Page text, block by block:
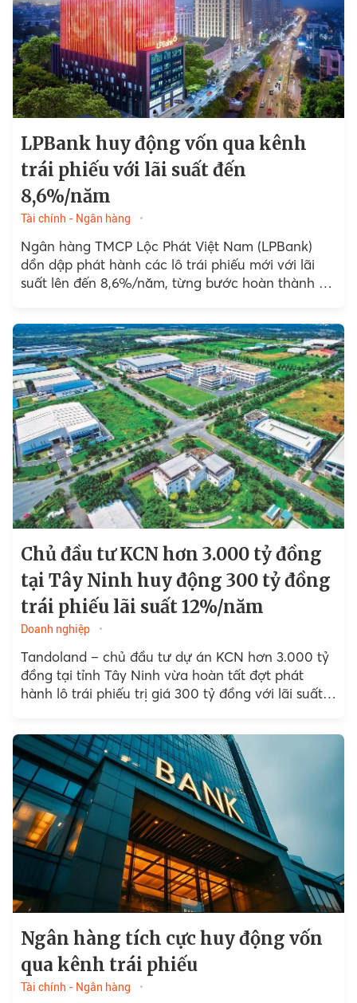
LPBank huy động vốn qua kênh
trái phiếu với lãi suất đến
8,6%/năm
Tài chính - Ngân hàng
Ngân hàng TMCP Lộc Phát Việt Nam (LPBank)
dồn dập phát hành các lô trái phiếu mới với lãi
suất lên đến 8,6%/năm, từng bước hoàn thành kế
Chủ đầu tư KCN hơn 3.000 tỷ đồng
tại Tây Ninh huy động 300 tỷ đồng
trái phiếu lãi suất 12%/năm
Doanh nghiệp
Tandoland – chủ đầu tư dự án KCN hơn 3.000 tỷ
đồng tại tỉnh Tây Ninh vừa hoàn tất đợt phát
hành lô trái phiếu trị giá 300 tỷ đồng với lãi suất
Ngân hàng tích cực huy động vốn
qua kênh trái phiếu
Tài chính - Ngân hàng